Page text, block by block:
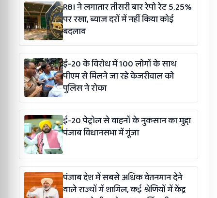
RBI ने लगातार तीसरी बार रेपो रेट 5.25%
पर रखा, ब्याज दरों में नहीं किया कोई
बदलाव
ई-20 के विरोध में 100 लोगों के साथ
पीएम से मिलने जा रहे केजरीवाल को
पुलिस ने रोका
ई-20 पेट्रोल से वाहनों के नुकसान का मुद्दा
पंजाब विधानसभा में गूंजा
पंजाब देश में सबसे अधिक वेतनमान देने
वाले राज्यों में शामिल, कई श्रेणियों में केंद्र